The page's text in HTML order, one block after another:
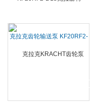
克拉克齿轮输送泵 KF20RF2-